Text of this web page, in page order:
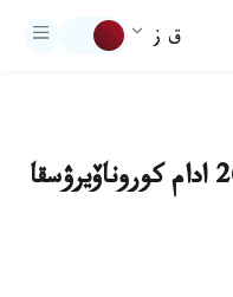
ق ز
قازاقستاندا ءبىر تاۋلىكتە 2696 ادام كوروناۆيرۋسقا